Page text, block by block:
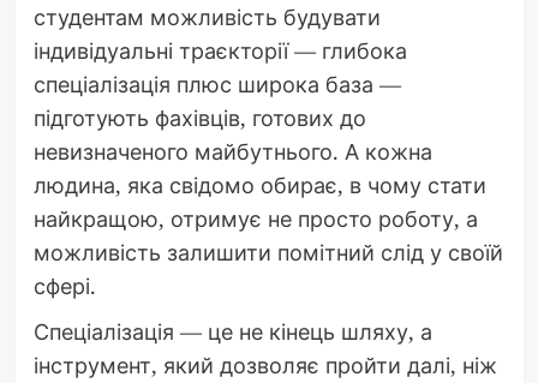
студентам можливість будувати
індивідуальні траєкторії — глибока
спеціалізація плюс широка база —
підготують фахівців, готових до
невизначеного майбутнього. А кожна
людина, яка свідомо обирає, в чому стати
найкращою, отримує не просто роботу, а
можливість залишити помітний слід у своїй
сфері.
Спеціалізація — це не кінець шляху, а
інструмент, який дозволяє пройти далі, ніж